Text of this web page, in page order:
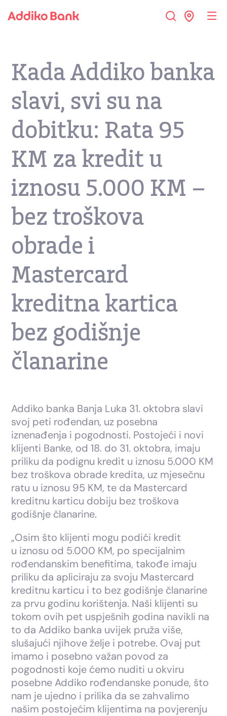
Kada Addiko banka
slavi, svi su na
dobitku: Rata 95
KM za kredit u
iznosu 5.000 KM –
bez troškova
obrade i
Mastercard
kreditna kartica
bez godišnje
članarine
Addiko banka Banja Luka 31. oktobra slavi
svoj peti rođendan, uz posebna
iznenađenja i pogodnosti. Postojeći i novi
klijenti Banke, od 18. do 31. oktobra, imaju
priliku da podignu kredit u iznosu 5.000 KM
bez troškova obrade kredita, uz mjesečnu
ratu u iznosu 95 KM, te da Mastercard
kreditnu karticu dobiju bez troškova
godišnje članarine.
„Osim što klijenti mogu podići kredit
u iznosu od 5.000 KM, po specijalnim
rođendanskim benefitima, takođe imaju
priliku da apliciraju za svoju Mastercard
kreditnu karticu i to bez godišnje članarine
za prvu godinu korištenja. Naši klijenti su
tokom ovih pet uspješnih godina navikli na
to da Addiko banka uvijek pruža više,
slušajući njihove želje i potrebe. Ovaj put
imamo i posebno važan povod za
pogodnosti koje ćemo nuditi u okviru
posebne Addiko rođendanske ponude, što
nam je ujedno i prilika da se zahvalimo
našim postojećim klijentima na povjerenju